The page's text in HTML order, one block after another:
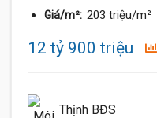
Giá/m²: 203 triệu/m²
12 tỷ 900 triệu
Thịnh BĐS